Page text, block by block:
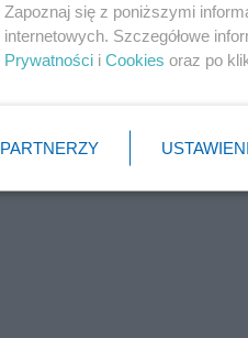
Zapoznaj się z poniższymi
internetowych. Szczegółowe
Prywatności i Cookies oraz po
PARTNERZY